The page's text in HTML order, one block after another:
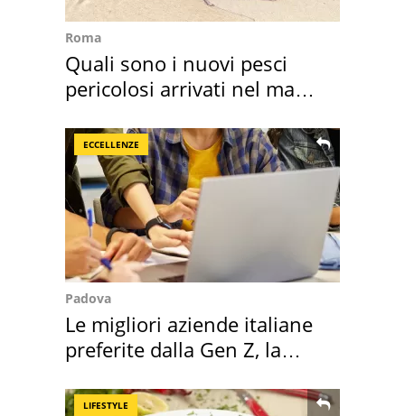
Roma
Quali sono i nuovi pesci
pericolosi arrivati nel mar
ECCELLENZE
Padova
Le migliori aziende italiane
preferite dalla Gen Z, la
LIFESTYLE